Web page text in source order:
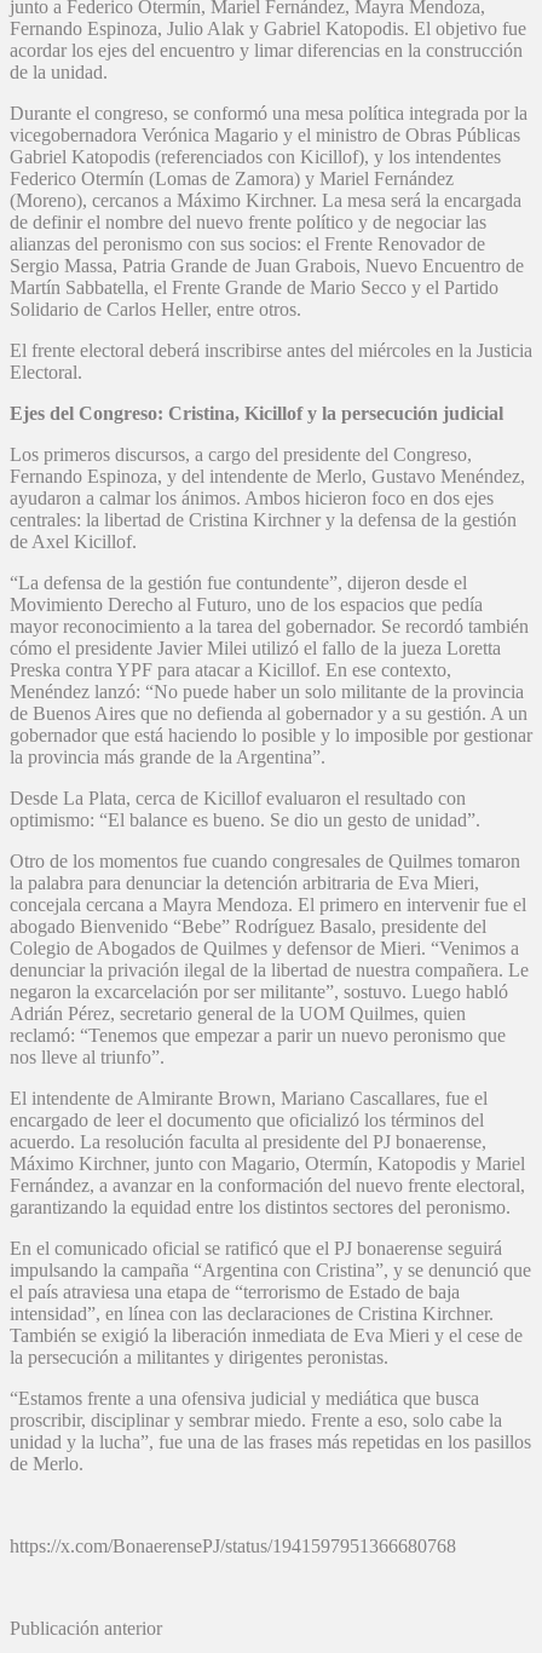
junto a Federico Otermín, Mariel Fernández, Mayra Mendoza,
Fernando Espinoza, Julio Alak y Gabriel Katopodis. El objetivo fue
acordar los ejes del encuentro y limar diferencias en la construcción
de la unidad.
Durante el congreso, se conformó una mesa política integrada por la
vicegobernadora Verónica Magario y el ministro de Obras Públicas
Gabriel Katopodis (referenciados con Kicillof), y los intendentes
Federico Otermín (Lomas de Zamora) y Mariel Fernández
(Moreno), cercanos a Máximo Kirchner. La mesa será la encargada
de definir el nombre del nuevo frente político y de negociar las
alianzas del peronismo con sus socios: el Frente Renovador de
Sergio Massa, Patria Grande de Juan Grabois, Nuevo Encuentro de
Martín Sabbatella, el Frente Grande de Mario Secco y el Partido
Solidario de Carlos Heller, entre otros.
El frente electoral deberá inscribirse antes del miércoles en la Justicia
Electoral.
Ejes del Congreso: Cristina, Kicillof y la persecución judicial
Los primeros discursos, a cargo del presidente del Congreso,
Fernando Espinoza, y del intendente de Merlo, Gustavo Menéndez,
ayudaron a calmar los ánimos. Ambos hicieron foco en dos ejes
centrales: la libertad de Cristina Kirchner y la defensa de la gestión
de Axel Kicillof.
“La defensa de la gestión fue contundente”, dijeron desde el
Movimiento Derecho al Futuro, uno de los espacios que pedía
mayor reconocimiento a la tarea del gobernador. Se recordó también
cómo el presidente Javier Milei utilizó el fallo de la jueza Loretta
Preska contra YPF para atacar a Kicillof. En ese contexto,
Menéndez lanzó: “No puede haber un solo militante de la provincia
de Buenos Aires que no defienda al gobernador y a su gestión. A un
gobernador que está haciendo lo posible y lo imposible por gestionar
la provincia más grande de la Argentina”.
Desde La Plata, cerca de Kicillof evaluaron el resultado con
optimismo: “El balance es bueno. Se dio un gesto de unidad”.
Otro de los momentos fue cuando congresales de Quilmes tomaron
la palabra para denunciar la detención arbitraria de Eva Mieri,
concejala cercana a Mayra Mendoza. El primero en intervenir fue el
abogado Bienvenido “Bebe” Rodríguez Basalo, presidente del
Colegio de Abogados de Quilmes y defensor de Mieri. “Venimos a
denunciar la privación ilegal de la libertad de nuestra compañera. Le
negaron la excarcelación por ser militante”, sostuvo. Luego habló
Adrián Pérez, secretario general de la UOM Quilmes, quien
reclamó: “Tenemos que empezar a parir un nuevo peronismo que
nos lleve al triunfo”.
El intendente de Almirante Brown, Mariano Cascallares, fue el
encargado de leer el documento que oficializó los términos del
acuerdo. La resolución faculta al presidente del PJ bonaerense,
Máximo Kirchner, junto con Magario, Otermín, Katopodis y Mariel
Fernández, a avanzar en la conformación del nuevo frente electoral,
garantizando la equidad entre los distintos sectores del peronismo.
En el comunicado oficial se ratificó que el PJ bonaerense seguirá
impulsando la campaña “Argentina con Cristina”, y se denunció que
el país atraviesa una etapa de “terrorismo de Estado de baja
intensidad”, en línea con las declaraciones de Cristina Kirchner.
También se exigió la liberación inmediata de Eva Mieri y el cese de
la persecución a militantes y dirigentes peronistas.
“Estamos frente a una ofensiva judicial y mediática que busca
proscribir, disciplinar y sembrar miedo. Frente a eso, solo cabe la
unidad y la lucha”, fue una de las frases más repetidas en los pasillos
de Merlo.
https://x.com/BonaerensePJ/status/1941597951366680768
Publicación anterior